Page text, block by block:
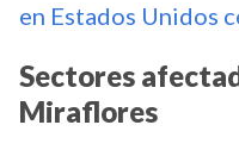
en Estados Unidos
Sectores
Miraflores